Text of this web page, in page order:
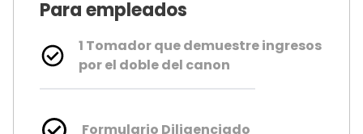
Para empleados
1 Tomador que demuestre ingresos
por el doble del canon
Formulario Diligenciado